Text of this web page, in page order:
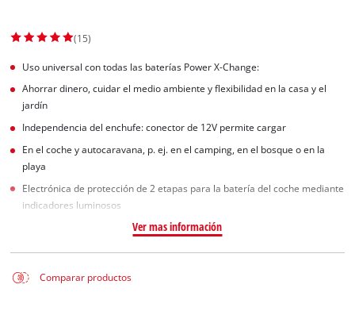
(15)
Uso universal con todas las baterías Power X-Change:
Ahorrar dinero, cuidar el medio ambiente y flexibilidad en la casa y el
jardín
Independencia del enchufe: conector de 12V permite cargar
En el coche y autocaravana, p. ej. en el camping, en el bosque o en la
playa
Electrónica de protección de 2 etapas para la batería del coche mediante
indicadores luminosos
Ver mas información
Comparar productos